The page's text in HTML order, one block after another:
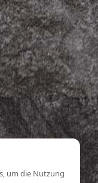
um die Nutzung